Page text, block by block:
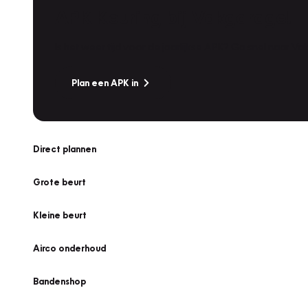
Plan een APK in
Direct plannen
Grote beurt
Kleine beurt
Airco onderhoud
Bandenshop